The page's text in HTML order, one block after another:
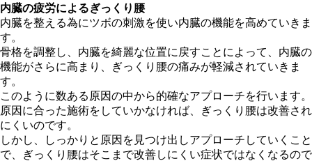
内臓の疲労によるぎっくり腰
内臓を整える為にツボの刺激を使い内臓の機能を高めていきま
す。
骨格を調整し、内臓を綺麗な位置に戻すことによって、内臓の
機能がさらに高まり、ぎっくり腰の痛みが軽減されていきま
す。
このように数ある原因の中から的確なアプローチを行います。
原因に合った施術をしていかなければ、ぎっくり腰は改善され
にくいのです。
しかし、しっかりと原因を見つけ出しアプローチしていくこと
で、ぎっくり腰はそこまで改善しにくい症状ではなくなるので